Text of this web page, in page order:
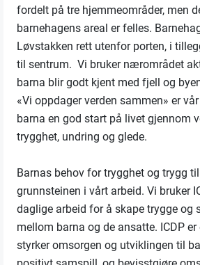
fordelt på tre hjemmeområder, men
barnehagens areal er felles.
Løvstakken rett utenfor porten, i
til sentrum. Vi bruker nærområdet
barna blir godt kjent med fjell og
«Vi oppdager verden sammen» er
barna en god start på livet gjennom
trygghet, undring og glede.
Barnas behov for trygghet og trygg
grunnsteinen i vårt arbeid. Vi bruker
daglige arbeid for å skape trygge og
mellom barna og de ansatte. ICDP
styrker omsorgen og utviklingen til